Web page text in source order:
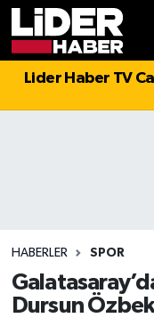
Lider Haber TV
HABERLER SPOR
Dursun
Politika
Magazin
Spor
Hava Durumu
Süper Lig
Tüm Manşetler